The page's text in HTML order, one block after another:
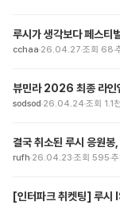
루시가 생각보다 페스티
cchaa 26.04.27 조회 68
뷰민라 2026 최종 라인
sodsod 26.04.24 조회 1.1천
결국 취소된 루시 응원
rufh 26.04.23 조회 595